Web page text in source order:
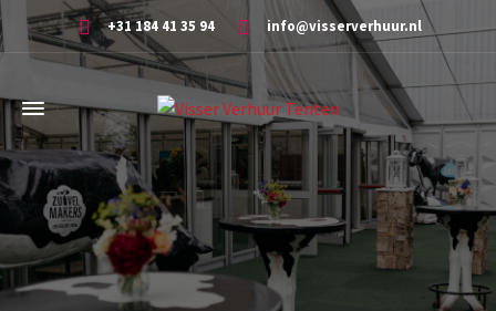
+31 184 41 35 94 info@visserverhuur.nl